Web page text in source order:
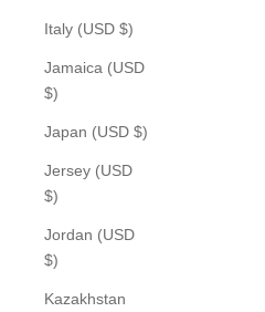
Italy (USD $)
Jamaica (USD
$)
Japan (USD $)
Jersey (USD
$)
Jordan (USD
$)
Kazakhstan